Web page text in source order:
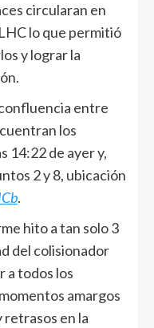
circularan en
lo que permitió
y lograr la
entre
los
14:22 de ayer y,
2 y 8, ubicación
.
hito a tan solo 3
del colisionador
a todos los
amargos
retrasos en la